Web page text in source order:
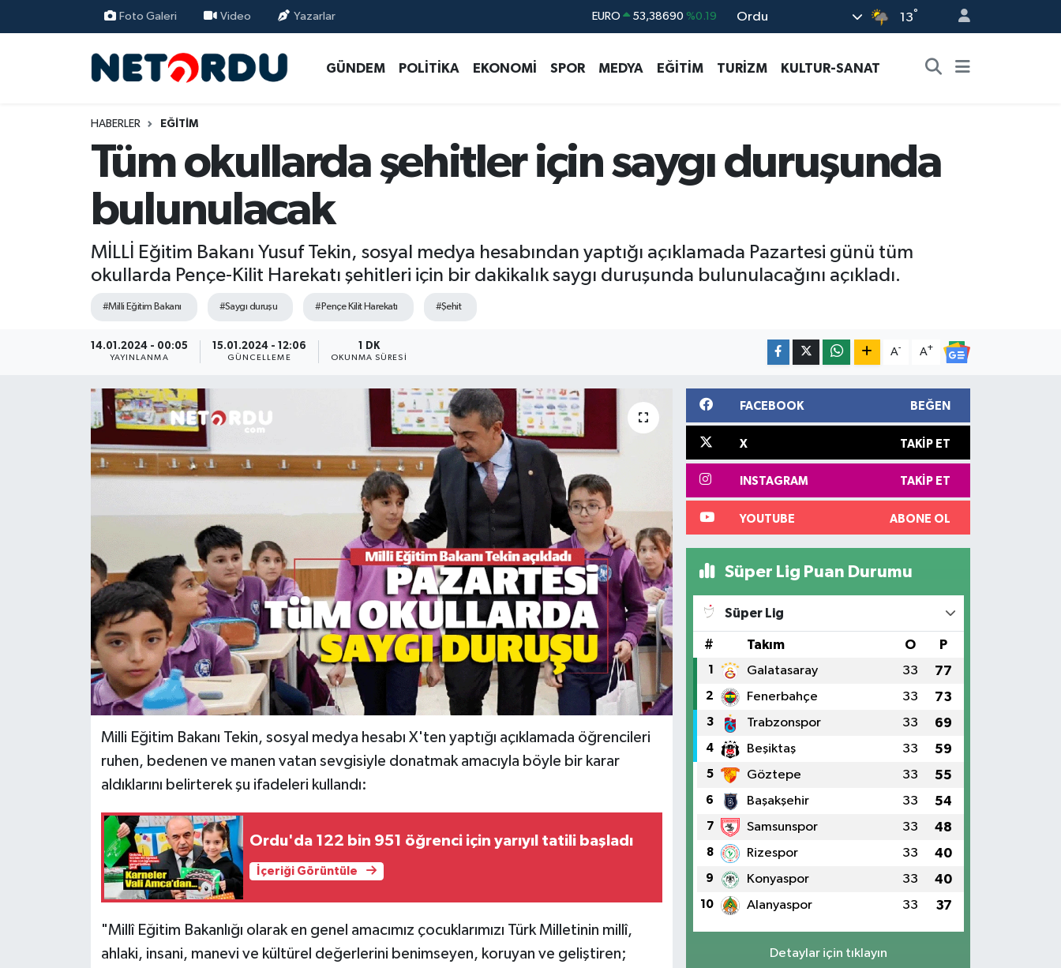
Foto Galeri Video Yazarlar STERLİN 61,60380 %0.18
BİST100 14.598,00 %0
Ordu 13°
GÜNDEM POLİTİKA EKONOMİ SPOR MEDYA EĞİTİM TURİZM KULTUR-SANAT
HABERLER EĞİTİM
Tüm okullarda şehitler için saygı duruşunda
bulunulacak
MİLLİ Eğitim Bakanı Yusuf Tekin, sosyal medya hesabından yaptığı açıklamada Pazartesi günü tüm
okullarda Pençe-Kilit Harekatı şehitleri için bir dakikalık saygı duruşunda bulunulacağını açıkladı.
#Milli Eğitim Bakanı #Saygı duruşu #Pençe Kilit Harekatı #Şehit
14.01.2024 - 00:05
YAYINLANMA
15.01.2024 - 12:06
GÜNCELLEME
1 DK
OKUNMA SÜRESI
A- A+
Milli Eğitim Bakanı Tekin, sosyal medya hesabı X'ten yaptığı açıklamada öğrencileri
ruhen, bedenen ve manen vatan sevgisiyle donatmak amacıyla böyle bir karar
aldıklarını belirterek şu ifadeleri kullandı:
Ordu'da 122 bin 951 öğrenci için yarıyıl tatili başladı
İçeriği Görüntüle
"Millî Eğitim Bakanlığı olarak en genel amacımız çocuklarımızı Türk Milletinin millî,
ahlaki, insani, manevi ve kültürel değerlerini benimseyen, koruyan ve geliştiren;
FACEBOOK BEĞEN
X TAKIP ET
INSTAGRAM TAKIP ET
YOUTUBE ABONE OL
Süper Lig Puan Durumu
Süper Lig
# Takım O P
1 Galatasaray 33 77
2 Fenerbahçe 33 73
3 Trabzonspor 33 69
4 Beşiktaş 33 59
5 Göztepe 33 55
6 Başakşehir 33 54
7 Samsunspor 33 48
8 Rizespor 33 40
9 Konyaspor 33 40
10 Alanyaspor 33 37
Detaylar için tıklayın
BİLİM-TEKNİK
EKONOMİ
KULTUR-SANAT
MAGAZİN
ÖZEL HABER
POLİTİKA
RÖPORTAJ
TEKNOLOJİ
VİDEO HABER
Nöbetçi Eczaneler
Trafik Durumu
Süper Lig Puan Durumu ve Fikstür
Tüm Manşetler
Son Dakika Haberleri
Haber Arşivi